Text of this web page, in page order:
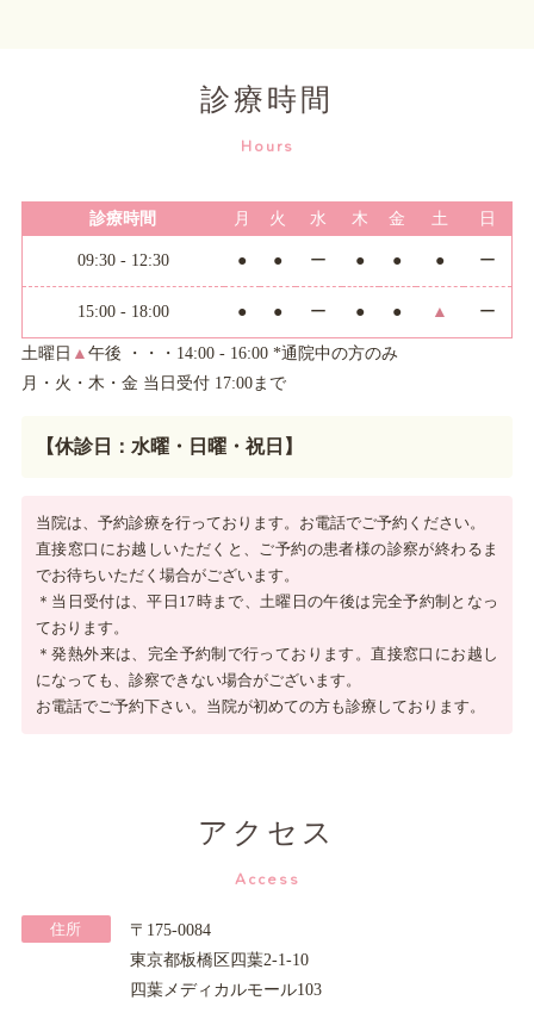
診療時間
Hours
診療時間 月 火 水 木 金 土 日
09:30 - 12:30 ● ● ー ● ● ● ー
15:00 - 18:00 ● ● ー ● ● ▲ ー
土曜日 ▲ 午後 ・・・14:00 - 16:00 *通院中の方のみ
月・火・木・金 当日受付 17:00まで
【休診日：水曜・日曜・祝日】
当院は、予約診療を行っております。お電話でご予約ください。
直接窓口にお越しいただくと、ご予約の患者様の診察が終わるま
でお待ちいただく場合がございます。
＊当日受付は、平日17時まで、土曜日の午後は完全予約制となっ
ております。
＊発熱外来は、完全予約制で行っております。直接窓口にお越し
になっても、診察できない場合がございます。
お電話でご予約下さい。当院が初めての方も診療しております。
アクセス
Access
住所
〒175-0084
東京都板橋区四葉2-1-10
四葉メディカルモール103